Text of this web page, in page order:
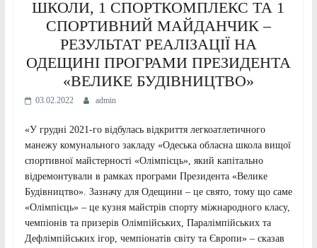
ШКОЛИ, 1 СПОРТКОМПЛЕКС ТА 1
СПОРТИВНИЙ МАЙДАНЧИК –
РЕЗУЛЬТАТ РЕАЛІЗАЦІЇ НА
ОДЕЩИНІ ПРОГРАМИ ПРЕЗИДЕНТА
«ВЕЛИКЕ БУДІВНИЦТВО»
03.02.2022 admin
«У грудні 2021-го відбулась відкриття легкоатлетичного
манежу комунального закладу «Одеська обласна школа вищої
спортивної майстерності «Олімпієць», який капітально
відремонтували в рамках програми Президента «Велике
Будівництво». Зазначу для Одещини – це свято, тому що саме
«Олімпієць» – це кузня майстрів спорту міжнародного класу,
чемпіонів та призерів Олімпійських, Паралімпійських та
Дефлімпійських ігор, чемпіонатів світу та Європи» – сказав